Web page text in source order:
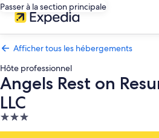
Passer à la section principale
Afficher tous les hébergements
Hôte professionnel
Angels Rest on
LLC
Hébergement
3.0 étoiles